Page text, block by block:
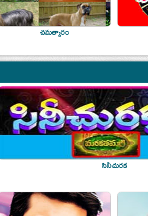
చమత్కారం
సినీచురక